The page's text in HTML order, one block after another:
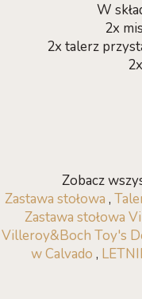
W
2x
2x talerz
Zobacz
Zastawa stołowa ,
Zastawa stołowa
Villeroy&Boch Toy's
w Calvado ,